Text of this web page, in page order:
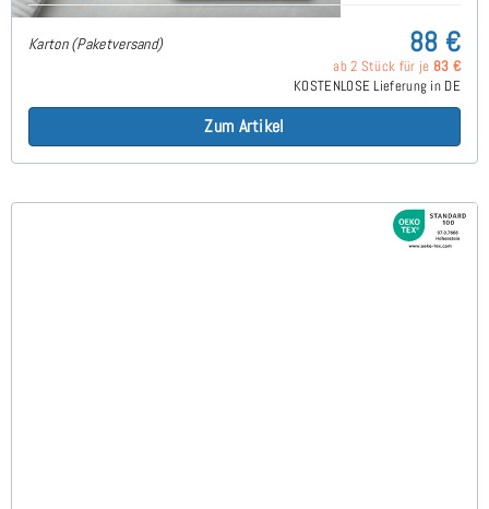
Karton (Paketversand) 88 €
ab 2 Stück für je 83 €
KOSTENLOSE Lieferung in DE
Zum Artikel